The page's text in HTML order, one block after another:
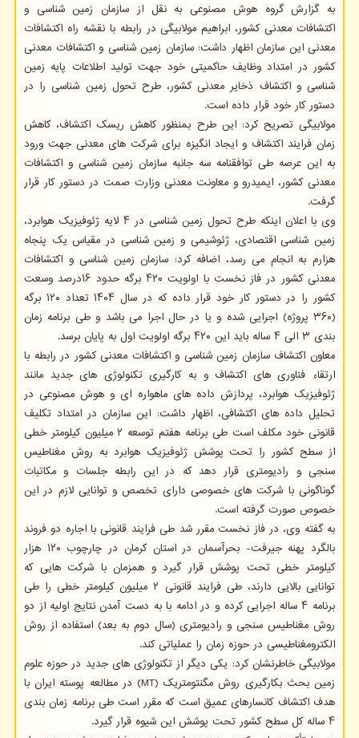
به گزارش گروه هوش مصنوعی به نقل از سازمان زمین شناسی و
اکتشافات معدنی کشور، ابراهیم مولابیگی در رابطه با نقشه راه اکتشافات
معدنی این سازمان اظهار داشت: سازمان زمین شناسی و اکتشافات معدنی
کشور در امتداد وظایف حاکمیتی خود جهت تولید اطلاعات پایه زمین
شناسی و اکتشاف ذخایر معدنی کشور، طرح تحول زمین شناسی را در
دستور کار خود قرار داده است.
مولابیگی تصریح کرد: این طرح بمنظور کاهش ریسک اکتشاف، کاهش
زمان فرایند اکتشاف و ایجاد انگیزه برای شرکت های معدنی جهت ورود
به این عرصه طی توافقنامه سه جانبه سازمان زمین شناسی و اکتشافات
معدنی کشور، ایمیدرو و معاونت معدنی وزارت صمت در دستور کار قرار
گرفت.
وی با اعلان اینکه طرح تحول زمین شناسی در ۴ لایه ژئوفیزیک هوابرد،
زمین شناسی اقتصادی، ژئوشیمی و زمین شناسی در مقیاس یک پنجاه
هزارم به انجام می رسد، اضافه کرد: سازمان زمین شناسی و اکتشافات
معدنی کشور در فاز نخست با اولویت ۴۲۰ برگه حدود ۱۶درصد وسعت
کشور را در دستور کار خود قرار داده که در سال ۱۴۰۴ تعداد ۱۲۰ برگه
(۳۶۰ پروژه) اجرایی شده و یا در حال اجرا می باشد و طی برنامه زمان
بندی ۳ الی ۴ ساله باید این ۴۲۰ برگه اولویت اول به پایان برسد.
معاون اکتشاف سازمان زمین شناسی و اکتشافات معدنی کشور در رابطه با
ارتقاء فناوری های اکتشاف و به کارگیری تکنولوژی های جدید مانند
ژئوفیزیک هوابرد، پردازش داده های ماهواره ای و هوش مصنوعی در
تحلیل داده های اکتشافی، اظهار داشت: این سازمان در امتداد تکلیف
قانونی خود مکلف است طی برنامه هفتم توسعه ۲ میلیون کیلومتر خطی
از سطح کشور را تحت پوشش ژئوفیزیک هوابرد به روش مغناطیس
سنجی و رادیومتری قرار دهد که در این رابطه جلسات و مکاتبات
گوناگونی با شرکت های خصوصی دارای تخصص و توانایی لازم در این
خصوص صورت گرفته است.
به گفته وی، در فاز نخست مقرر شد طی فرایند قانونی با اجاره دو فروند
بالگرد پهنه جیرفت- بحرآسمان در استان کرمان در چارچوب ۱۲۰ هزار
کیلومتر خطی تحت پوشش قرار گیرد و همزمان با شرکت هایی که
توانایی بالایی دارند، طی فرایند قانونی ۲ میلیون کیلومتر خطی را طی
برنامه ۴ ساله اجرایی کرده و در ادامه با به دست آمدن نتایج اولیه از دو
روش مغناطیس سنجی و رادیومتری (سال دوم به بعد) استفاده از روش
الکترومغناطیسی در حوزه زمان را عملیاتی کند.
مولابیگی خاطرنشان کرد: یکی دیگر از تکنولوژی های جدید در حوزه علوم
زمین بحث بکارگیری روش مگنتومتریک (MT) در مطالعه پوسته ایران با
هدف اکتشاف کانسارهای عمیق است که مقرر است طی برنامه زمان بندی
۴ ساله کل سطح کشور تحت پوشش این شیوه قرار گیرد.